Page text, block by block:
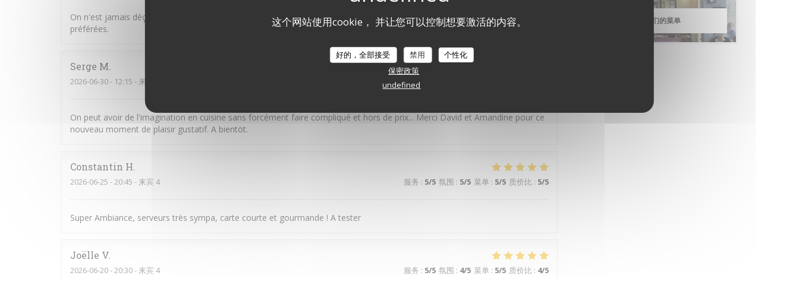
这个网站使用cookie， 并让您可以控制想要激活的内容。
好的，全部接受 禁用
个性化
保密政策
undefined
On n'est jamais déçu chez Chéri-Chérie. Des plats savoureux, un service par des personnes adorables. Une de mes adresses
préférées.
Serge M
2026-06-30- 12:15 - 来宾 1 服务:
On peut avoir de l'imagination en cuisine sans forcément faire compliqué et hors de prix... Merci David et Amandine pour ce
nouveau moment de plaisir gustatif. A bientöt.
Constantin H
2026-06-25 - 20:45 - 来宾 4 服务 : 5/5 氛围 : 5/5 菜单 : 5/5 质价比 : 5/5
Super Ambiance, serveurs très sympa, carte courte et gourmande ! A tester
Joëlle V
2026-06-20- 20:30 - 来宾 4 服务 : 5/5 氛围 : 4/5 菜单 : 5/5 质价比 : 4/5
发现我们的菜单